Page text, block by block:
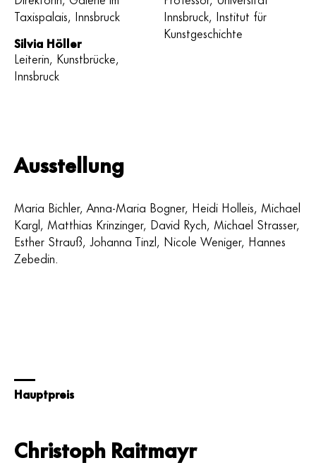
Taxispalais, Innsbruck
Silvia Höller
Leiterin, Kunstbrücke,
Innsbruck
Innsbruck, Institut für
Kunstgeschichte
Ausstellung
Maria Bichler, Anna-Maria Bogner, Heidi Holleis, Michael
Kargl, Matthias Krinzinger, David Rych, Michael Strasser,
Esther Strauß, Johanna Tinzl, Nicole Weniger, Hannes
Zebedin.
Hauptpreis
Christoph Raitmayr